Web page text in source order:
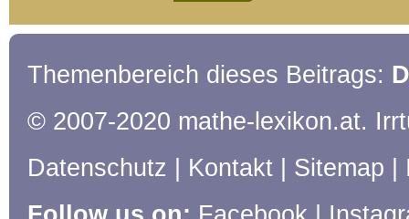
Themenbereich dieses Beitrags:
© 2007-2020 mathe-lexikon.at.
Datenschutz
Kontakt Sitemap